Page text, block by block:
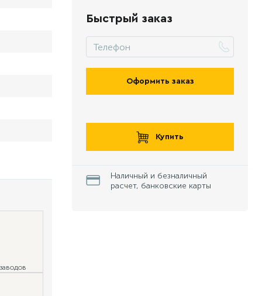
Быстрый заказ
Оформить заказ
Купить
Наличный и безналичный
расчет, банковские карты